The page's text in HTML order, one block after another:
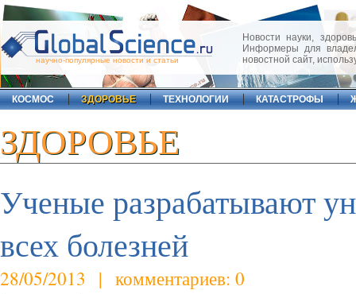
научно-популярные новости и статьи
Новости науки,
Информеры для
новостной сайт,
КОСМОС ЗДОРОВЬЕ ТЕХНОЛОГИИ КАТАСТРОФЫ
ЗДОРОВЬЕ
Ученые разрабатывают
всех болезней
28/05/2013 | комментариев: 0